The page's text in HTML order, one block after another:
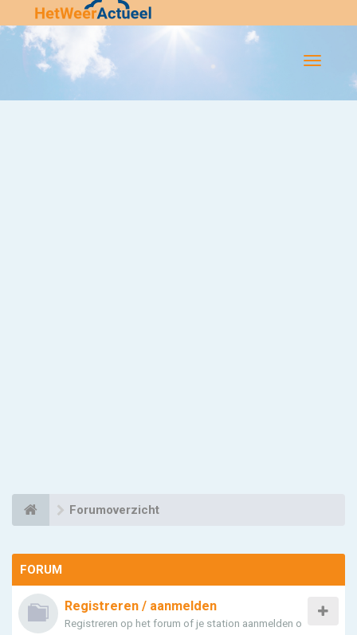
Flip-
Forumoverzicht
FORUM
Registreren / aanmelden
Registreren op het forum of je station aanmelden o